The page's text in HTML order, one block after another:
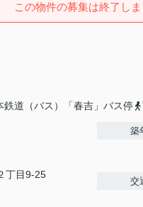
この物件の募集は終了しま
鉄道（バス）「春吉」バス停
丁目9-25
築
交